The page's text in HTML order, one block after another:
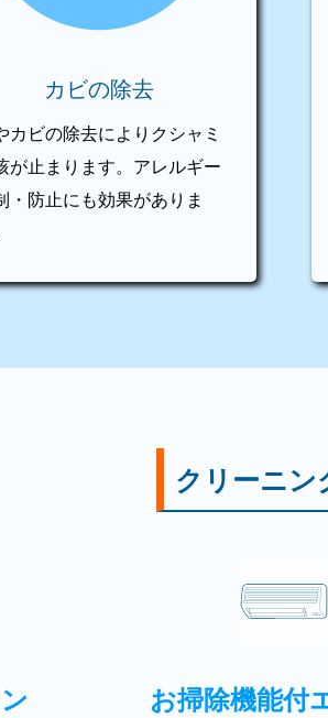
カビの除去
カビの除去によりクシャミ
が止まります。アレルギー
・防止にも効果がありま
クリーニン
お掃除機能付